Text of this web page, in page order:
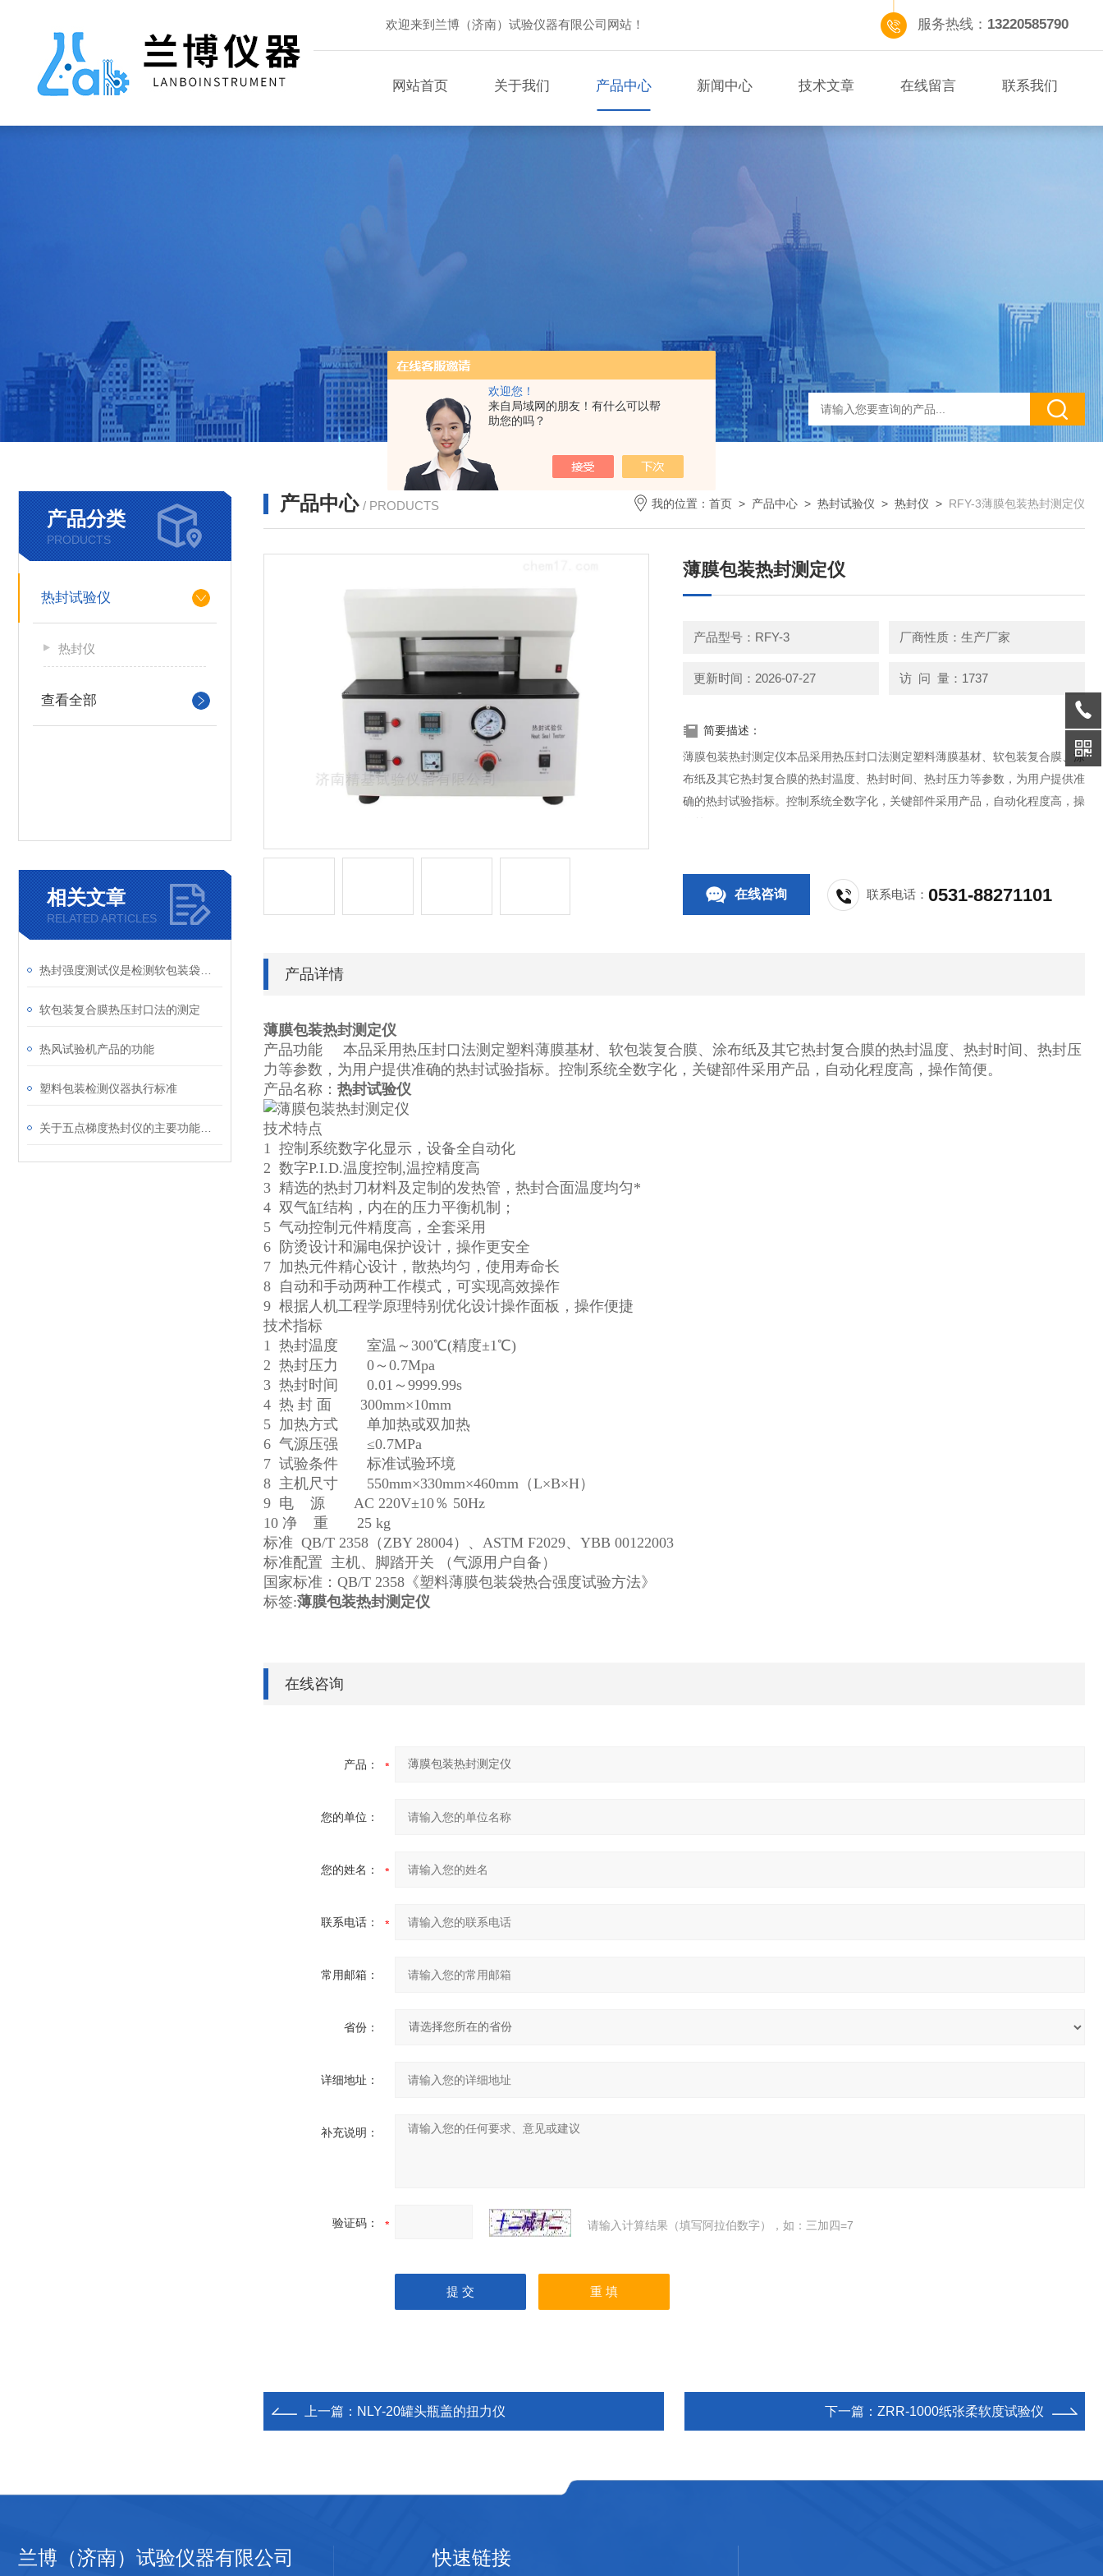
欢迎您！
来自局域网的朋友！有什么可以帮
助您的吗？
欢迎来到兰博（济南）试验仪器有限公司网站！ 服务热线： 13220585790
网站首页 关于我们 产品中心 新闻中心 技术文章 在线留言 联系我们
产品分类
PRODUCTS
热封试验仪
热封仪
查看全部
相关文章
RELATED ARTICLES
软包装复合膜热压封口法的测定
热风试验机产品的功能
塑料包装检测仪器执行标准
产品中心 / PRODUCTS 我的位置： 首页 > 产品中心 > 热封试验仪 > 热封仪 > RFY-3薄膜包装热封测定仪
薄膜包装热封测定仪
产品型号：RFY-3 厂商性质：生产厂家
更新时间：2026-07-27 访 问 量：1737
简要描述：
薄膜包装热封测定仪本品采用热压封口法测定塑料薄膜基材、软包装复合膜、涂
布纸及其它热封复合膜的热封温度、热封时间、热封压力等参数，为用户提供准
确的热封试验指标。控制系统全数字化，关键部件采用产品，自动化程度高，操
作简便。
在线咨询 联系电话：0531-88271101
产品详情
薄膜包装热封测定仪
产品功能 本品采用热压封口法测定塑料薄膜基材、软包装复合膜、涂布纸及其它热封复合膜的热封温度、热封时间、热封压
力等参数，为用户提供准确的热封试验指标。控制系统全数字化，关键部件采用产品，自动化程度高，操作简便。
产品名称： 热封试验仪
技术特点
1 控制系统数字化显示，设备全自动化
2 数字P.I.D.温度控制,温控精度高
3 精选的热封刀材料及定制的发热管，热封合面温度均匀*
4 双气缸结构，内在的压力平衡机制；
5 气动控制元件精度高，全套采用
6 防烫设计和漏电保护设计，操作更安全
7 加热元件精心设计，散热均匀，使用寿命长
8 自动和手动两种工作模式，可实现高效操作
9 根据人机工程学原理特别优化设计操作面板，操作便捷
技术指标
1 热封温度 室温～300℃(精度±1℃)
2 热封压力 0～0.7Mpa
3 热封时间 0.01～9999.99s
4 热 封 面 300mm×10mm
5 加热方式 单加热或双加热
6 气源压强 ≤0.7MPa
7 试验条件 标准试验环境
8 主机尺寸 550mm×330mm×460mm（L×B×H）
9 电 源 AC 220V±10％ 50Hz
10 净 重 25 kg
标准 QB/T 2358（ZBY 28004）、ASTM F2029、YBB 00122003
标准配置 主机、脚踏开关 （气源用户自备）
国家标准：QB/T 2358《塑料薄膜包装袋热合强度试验方法》
标签:薄膜包装热封测定仪
在线咨询
产品：
您的单位：
您的姓名：
联系电话：
常用邮箱：
省份：
详细地址：
补充说明：
验证码： 请输入计算结果（填写阿拉伯数字），如：三加四=7
上一篇： NLY-20罐头瓶盖的扭力仪 下一篇： ZRR-1000纸张柔软度试验仪
兰博（济南）试验仪器有限公司 快速链接